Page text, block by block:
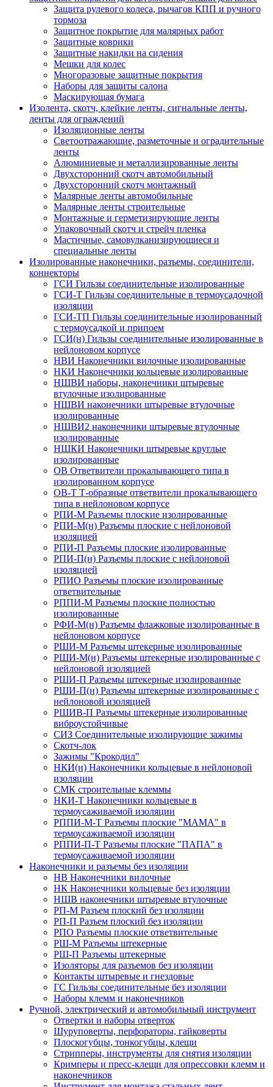
Защита рулевого колеса, рычагов КПП и ручного
тормоза
Защитное покрытие для малярных работ
Защитные коврики
Защитные накидки на сидения
Мешки для колес
Многоразовые защитные покрытия
Наборы для защиты салона
Маскирующая бумага
Изолента, скотч, клейкие ленты, сигнальные ленты,
ленты для ограждений
Изоляционные ленты
Светоотражающие, разметочные и оградительные
ленты
Алюминиевые и металлизированные ленты
Двухсторонний скотч автомобильный
Двухсторонний скотч монтажный
Малярные ленты автомобильные
Малярные ленты строительные
Монтажные и герметизирующие ленты
Упаковочный скотч и стрейч пленка
Мастичные, самовулканизирующиеся и
специальные ленты
Изолированные наконечники, разъемы, соединители,
коннекторы
ГСИ Гильзы соединительные изолированные
ГСИ-Т Гильзы соединительные в термоусадочной
изоляции
ГСИ-ТП Гильзы соединительные изолированный
с термоусадкой и припоем
ГСИ(н) Гильзы соединительные изолированные в
нейлоновом корпусе
НВИ Наконечники вилочные изолированные
НКИ Наконечники кольцевые изолированные
НШВИ наборы, наконечники штыревые
втулочные изолированные
НШВИ наконечники штыревые втулочные
изолированные
НШВИ2 наконечники штыревые втулочные
изолированные
НШКИ Наконечники штыревые круглые
изолированные
ОВ Ответвители прокалывающего типа в
изолированном корпусе
ОВ-Т Т-образные ответвители прокалывающего
типа в нейлоновом корпусе
РПИ-М Разъемы плоские изолированные
РПИ-М(н) Разъемы плоские с нейлоновой
изоляцией
РПИ-П Разъемы плоские изолированные
РПИ-П(н) Разъемы плоские с нейлоновой
изоляцией
РПИО Разъемы плоские изолированные
ответвительные
РППИ-М Разъемы плоские полностью
изолированные
РФИ-М(н) Разъемы флажковые изолированные в
нейлоновом корпусе
РШИ-М Разъемы штекерные изолированные
РШИ-М(н) Разъемы штекерные изолированные с
нейлоновой изоляцией
РШИ-П Разъемы штекерные изолированные
РШИ-П(н) Разъемы штекерные изолированные с
нейлоновой изоляцией
РШИВ-П Разъемы штекерные изолированные
виброустойчивые
СИЗ Соединительные изолирующие зажимы
Скотч-лок
Зажимы "Крокодил"
НКИ(н) Наконечники кольцевые в нейлоновой
изоляции
СМК строительные клеммы
НКИ-Т Наконечники кольцевые в
термоусаживаемой изоляции
РППИ-М-Т Разъемы плоские "МАМА" в
термоусаживаемой изоляции
РППИ-П-Т Разъемы плоские "ПАПА" в
термоусаживаемой изоляции
Наконечники и разъемы без изоляции
НВ Наконечники вилочные
НК Наконечники кольцевые без изоляции
НШВ наконечники штыревые втулочные
РП-М Разъем плоский без изоляции
РП-П Разъем плоский без изоляции
РПО Разъемы плоские ответвительные
РШ-М Разъемы штекерные
РШ-П Разъемы штекерные
Изоляторы для разъемов без изоляции
Контакты штыревые и гнездовые
ГС Гильзы соединительные без изоляции
Наборы клемм и наконечников
Ручной, электрический и автомобильный инструмент
Отвертки и наборы отверток
Шуруповерты, перфораторы, гайковерты
Плоскогубцы, тонкогубцы, клещи
Стрипперы, инструменты для снятия изоляции
Кримперы и пресс-клещи для опрессовки клемм и
наконечников